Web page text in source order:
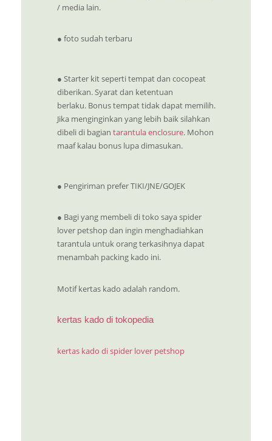
/ media lain.
● foto sudah terbaru
● Starter kit seperti tempat dan cocopeat
diberikan. Syarat dan ketentuan
berlaku. Bonus tempat tidak dapat memilih.
Jika menginginkan yang lebih baik silahkan
dibeli di bagian tarantula enclosure. Mohon
maaf kalau bonus lupa dimasukan.
● Pengiriman prefer TIKI/JNE/GOJEK
● Bagi yang membeli di toko saya spider
lover petshop dan ingin menghadiahkan
tarantula untuk orang terkasihnya dapat
menambah packing kado ini.
Motif kertas kado adalah random.
kertas kado di tokopedia
kertas kado di spider lover petshop